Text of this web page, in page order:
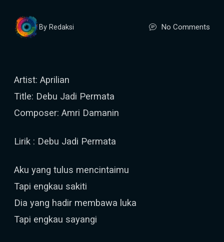
By Redaksi No Comments
Artist: Aprilian
Title: Debu Jadi Permata
Composer: Amri Damanin
Lirik : Debu Jadi Permata
Aku yang tulus mencintaimu
Tapi engkau sakiti
Dia yang hadir membawa luka
Tapi engkau sayangi